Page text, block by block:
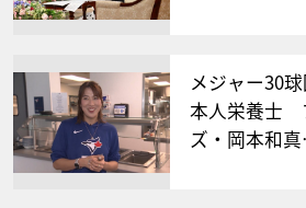
メジャー30
本人栄養士
ズ・岡本和